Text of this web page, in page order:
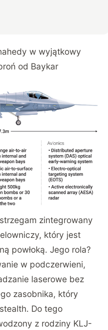
w wyjątkowy
od Baykar
zintegrowany
który jest
powłoką. Jego rola?
w podczerwieni,
laserowe bez
zasobnika, który
Do tego
z rodziny KLJ-